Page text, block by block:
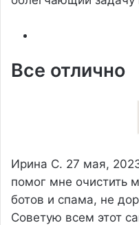
Все отлично
Ирина С. 27 мая,
помог мне очистить
ботов и спама, не
Советую всем этот